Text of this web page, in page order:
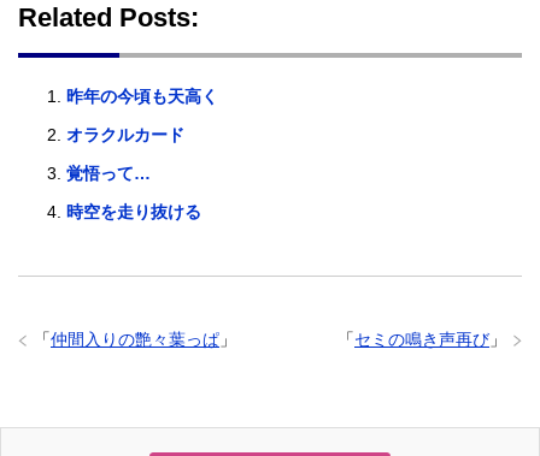
Related Posts:
昨年の今頃も天高く
オラクルカード
覚悟って…
時空を走り抜ける
「セミの鳴き声再び 」
「仲間入りの艶々葉っぱ 」